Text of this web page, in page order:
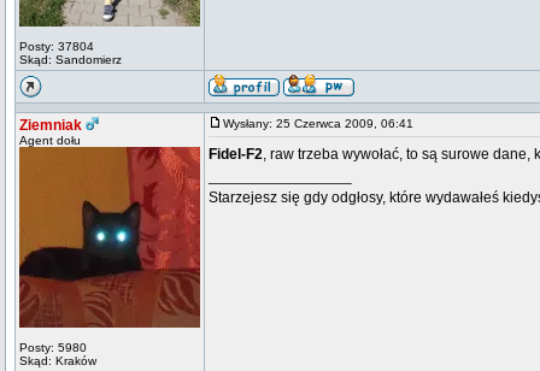
Posty: 37804
Skąd: Sandomierz
Ziemniak
Agent dołu
Posty: 5980
Skąd: Kraków
Wysłany: 25 Czerwca 2009, 06:41
Fidel-F2, raw trzeba wywołać, to są surowe
Starzejesz się gdy odgłosy, które wydawałeś